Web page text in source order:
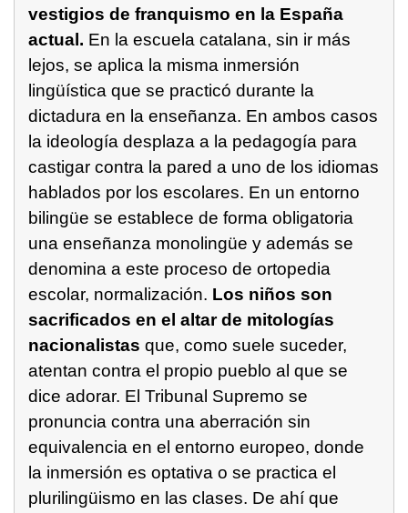
vestigios de franquismo en la España
actual. En la escuela catalana, sin ir más
lejos, se aplica la misma inmersión
lingüística que se practicó durante la
dictadura en la enseñanza. En ambos casos
la ideología desplaza a la pedagogía para
castigar contra la pared a uno de los idiomas
hablados por los escolares. En un entorno
bilingüe se establece de forma obligatoria
una enseñanza monolingüe y además se
denomina a este proceso de ortopedia
escolar, normalización. Los niños son
sacrificados en el altar de mitologías
nacionalistas que, como suele suceder,
atentan contra el propio pueblo al que se
dice adorar. El Tribunal Supremo se
pronuncia contra una aberración sin
equivalencia en el entorno europeo, donde
la inmersión es optativa o se practica el
plurilingüismo en las clases. De ahí que